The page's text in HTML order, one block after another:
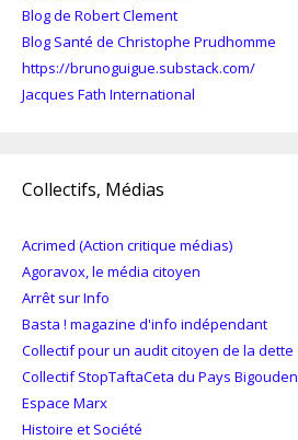
Blog de Robert Clement
Blog Santé de Christophe Prudhomme
https://brunoguigue.substack.com/
Jacques Fath International
Collectifs, Médias
Acrimed (Action critique médias)
Agoravox, le média citoyen
Arrêt sur Info
Basta ! magazine d'info indépendant
Collectif pour un audit citoyen de la dette
Collectif StopTaftaCeta du Pays Bigouden
Espace Marx
Histoire et Société